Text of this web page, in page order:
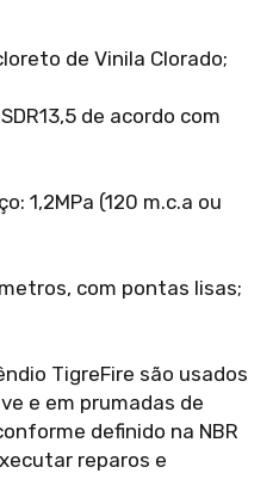
de Vinila Clorado;
de acordo com
1,2MPa (120 m.c.a ou
com pontas lisas;
TigreFire são usados
e em prumadas de
definido na NBR
reparos e